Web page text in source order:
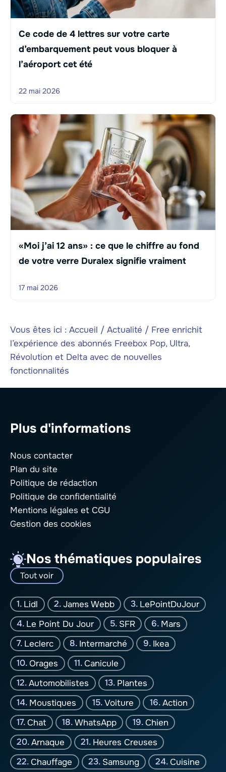
Ce code de 4 lettres sur votre carte
d’embarquement peut vous bloquer à
l’aéroport cet été
22 mai 2026
«Moi j’ai 12 ans» : ce que le chiffre au fond
de votre verre Duralex signifie vraiment
17 mai 2026
Vous êtes ici : Accueil / Actualité / Free enrichit
l’expérience des abonnés Freebox Pop, Ultra,
Révolution et Delta avec de nouvelles
fonctionnalités
Plus d'informations
Nous contacter
Plan du site
Politique de rédaction
Politique de confidentialité
Mentions légales et CGU
Gestion des cookies
Nos thématiques populaires
Tout voir
Lidl James Webb
LePointDuJour
Le Point Du Jour
SFR
Mars
Leclerc
Intermarché
Ikea
Orages
Canicule
Automobilistes
Plantes
Moustiques
Voiture
Action
Chat
WhatsApp
Chien
Arnaque
Heures Creuses
Chauffage
Samsung Cuisine